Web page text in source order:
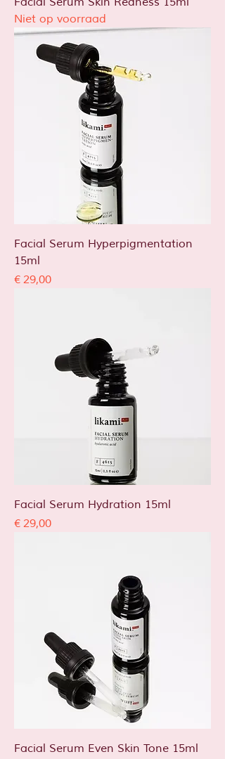
Niet op voorraad
Facial Serum Hyperpigmentation
15ml
Prijs
€ 29,00
Facial Serum Hydration 15ml
Prijs
€ 29,00
Facial Serum Even Skin Tone 15ml